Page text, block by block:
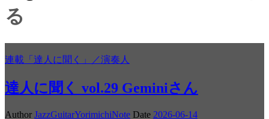
る
連載「達人に聞く」／演奏人
達人に聞く vol.29 Geminiさん
Author JazzGuitarYorimichiNote Date 2026-06-14